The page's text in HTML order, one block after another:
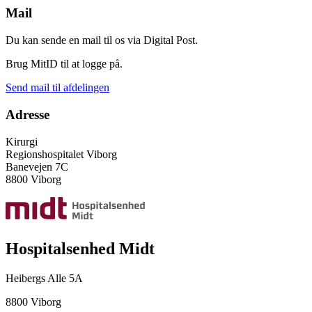
Mail
Du kan sende en mail til os via Digital Post.
Brug MitID til at logge på.
Send mail til afdelingen
Adresse
Kirurgi
Regionshospitalet Viborg
Banevejen 7C
8800 Viborg
Hospitalsenhed Midt
Heibergs Alle 5A
8800 Viborg